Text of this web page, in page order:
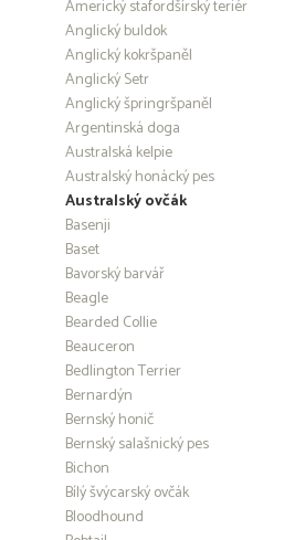
Americký stafordšírský teriér
Anglický buldok
Anglický kokršpaněl
Anglický Setr
Anglický špringršpaněl
Argentinská doga
Australská kelpie
Australský honácký pes
Australský ovčák
Basenji
Baset
Bavorský barvář
Beagle
Bearded Collie
Beauceron
Bedlington Terrier
Bernardýn
Bernský honič
Bernský salašnický pes
Bichon
Bílý švýcarský ovčák
Bloodhound